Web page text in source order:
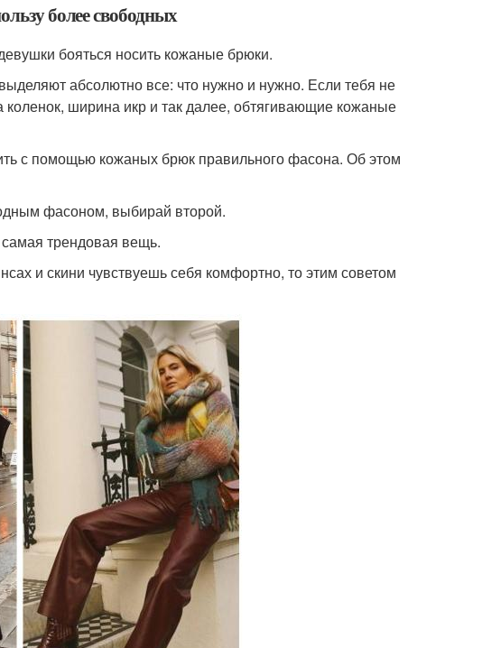
более свободных
бояться носить кожаные брюки.
абсолютно все: что нужно и нужно. Если тебя не
ширина икр и так далее, обтягивающие кожаные
с помощью кожаных брюк правильного фасона. Об этом
фасоном, выбирай второй.
трендовая вещь.
и скини чувствуешь себя комфортно, то этим советом